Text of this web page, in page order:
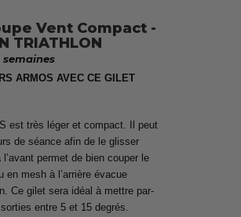
Vent Compact -
TRIATHLON
semaines
ARMOS AVEC CE GILET
est très léger et compact. Il peut
de séance afin de le glisser
permet de bien couper le
en mesh à l’arrière évacue
Ce gilet sera idéal à mettre par-
entre 5 et 15 degrés.